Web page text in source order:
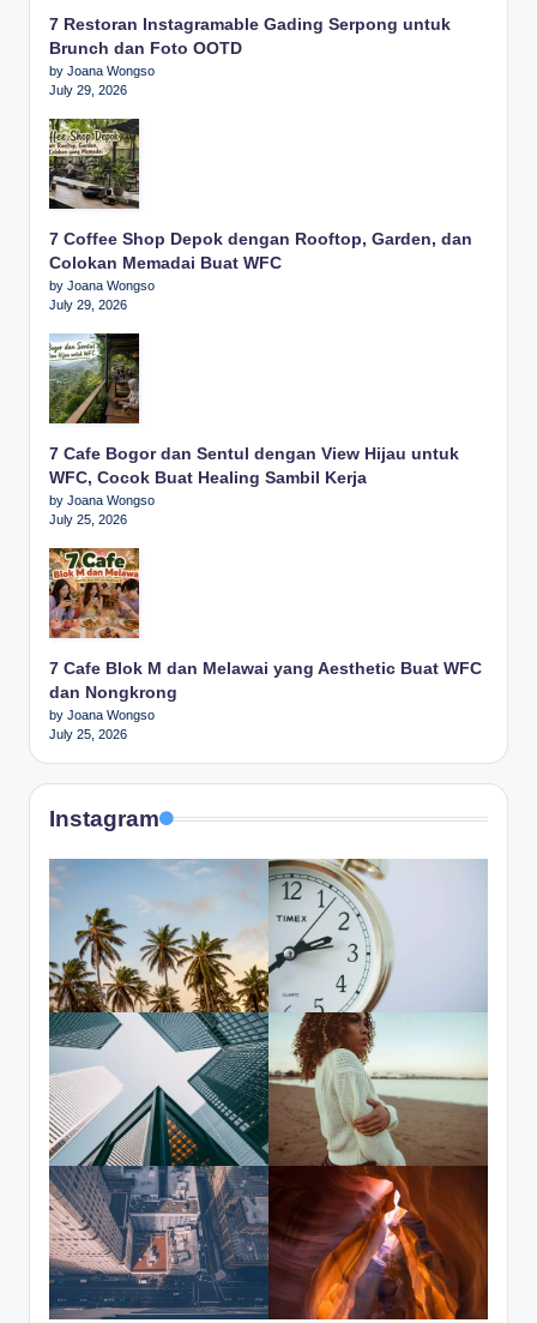
7 Restoran Instagramable Gading Serpong untuk
Brunch dan Foto OOTD
by Joana Wongso
July 29, 2026
7 Coffee Shop Depok dengan Rooftop, Garden, dan
Colokan Memadai Buat WFC
by Joana Wongso
July 29, 2026
7 Cafe Bogor dan Sentul dengan View Hijau untuk
WFC, Cocok Buat Healing Sambil Kerja
by Joana Wongso
July 25, 2026
7 Cafe Blok M dan Melawai yang Aesthetic Buat WFC
dan Nongkrong
by Joana Wongso
July 25, 2026
Instagram